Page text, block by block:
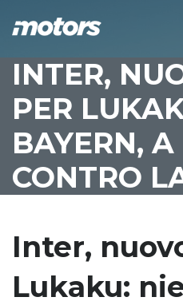
INTER,
PER
BAYERN,
CONTRO
Inter,
Lukaku: